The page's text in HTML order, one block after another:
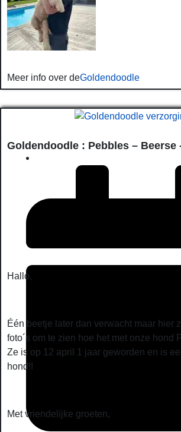
Meer info over deGoldendoodle
Goldendoodle : Pebbles – Beerse
Hallo,
Één beetje later dan verwacht maar hier
foto´s om te zien hoe het met onze hond
Ze is op 12 april 1 jaar geworden en is
hond!!
Met vriendelijke groeten,